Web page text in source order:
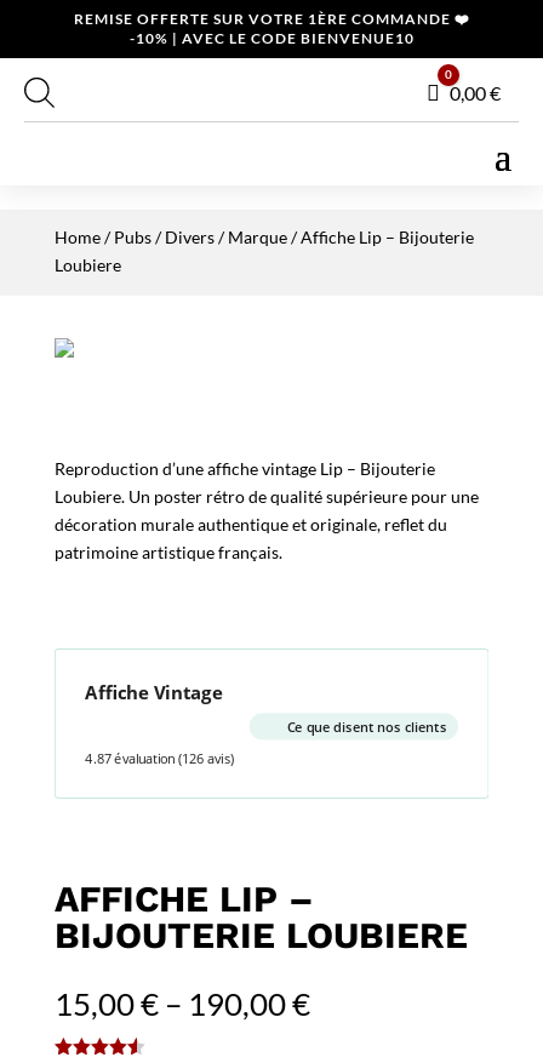
REMISE OFFERTE SUR VOTRE 1ÈRE COMMANDE ❤️
-10% | AVEC LE CODE BIENVENUE10
Panier
0
0,00€
Home/Pubs / Divers/Marque/ Affiche Lip – Bijouterie
Loubiere
Reproduction d’une affiche vintage Lip – Bijouterie
Loubiere. Un poster rétro de qualité supérieure pour une
décoration murale authentique et originale, reflet du
patrimoine artistique français.
Affiche Vintage
Ce que disent nos clients
4.87 évaluation (126 avis)
AFFICHE LIP –
BIJOUTERIE LOUBIERE
15,00€– 190,00€